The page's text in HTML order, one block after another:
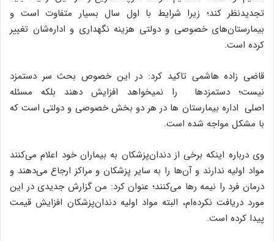
تجدیدنظر کند؛ زیرا شرایط با اول سال بسیار متفاوت است و
بیمارستان‌های خصوصی و دولتی هزینه نگهداری و اداره‌شان تغییر
کرده است.
قاضی زاده هاشمی تاکید کرد: در این خصوص بحث سر دستمزد
نیست؛ دستمزدها را نمیخواهد افزایش دهند بلکه مسئله
اصلی اداره بیمارستان ها در هر دو بخش خصوصی و دولتی است که
با مشکل مواجه شده است.
وی درباره اینکه برخی از دندان‌پزشکان به بیماران خود اعلام می‌کنند
مواد اولیه ندارند و آن‌ها را به سایر پزشکان و مراکز ارجاع می‌دهند و
درمان فرد را نیمه رها می‌کنند؛ عنوان کرد: من گزارش جدیدی در این
مورد دریافت نکرده‌ام، البته مواد اولیه دندان‌پزشکان افزایش قیمت
پیدا کرده است.